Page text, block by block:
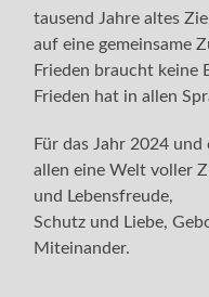
tausend Jahre altes
auf eine gemeinsame
Frieden braucht keine
Frieden hat in allen
Für das Jahr 2024
allen eine Welt voller
und Lebensfreude,
Schutz und Liebe,
Miteinander.